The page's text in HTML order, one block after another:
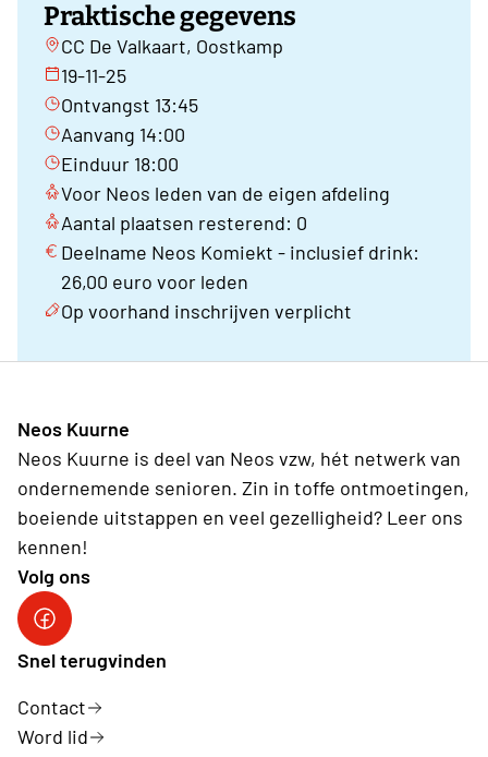
Praktische gegevens
CC De Valkaart, Oostkamp
19-11-25
Ontvangst 13:45
Aanvang 14:00
Einduur 18:00
Voor Neos leden van de eigen afdeling
Aantal plaatsen resterend: 0
Deelname Neos Komiekt - inclusief drink:
26,00 euro voor leden
Op voorhand inschrijven verplicht
Neos Kuurne
Neos Kuurne is deel van Neos vzw, hét netwerk van
ondernemende senioren. Zin in toffe ontmoetingen,
boeiende uitstappen en veel gezelligheid? Leer ons
kennen!
Volg ons
Neos Kuurne
Snel terugvinden
Contact
Word lid